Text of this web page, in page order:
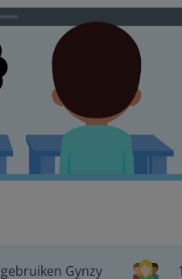
Gynzy